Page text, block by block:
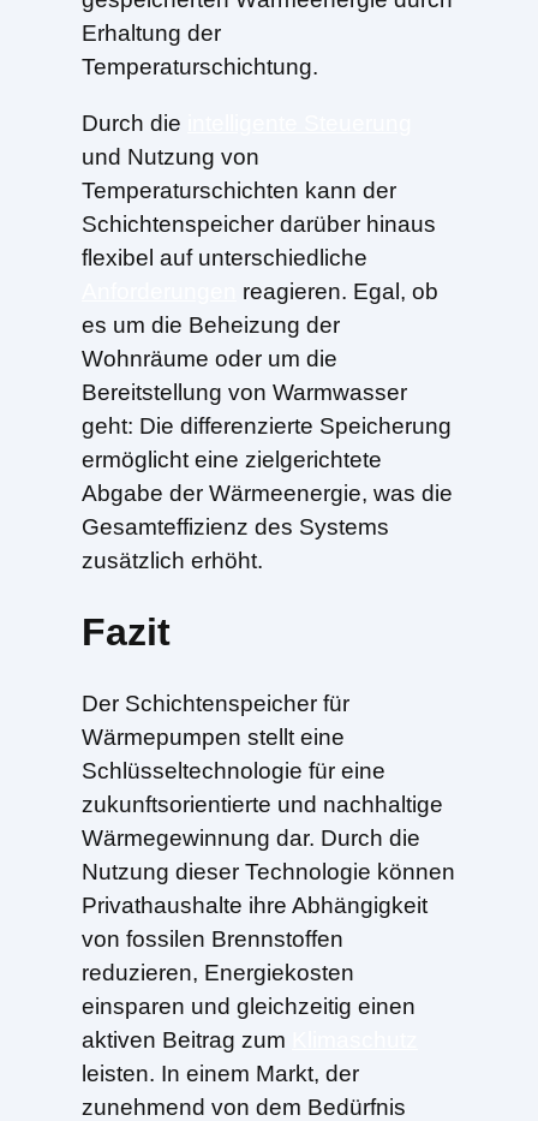
Erhaltung der
Temperaturschichtung.
Durch die
und Nutzung von
Temperaturschichten kann der
Schichtenspeicher darüber hinaus
flexibel auf unterschiedliche
reagieren. Egal, ob
es um die Beheizung der
Wohnräume oder um die
Bereitstellung von Warmwasser
geht: Die differenzierte Speicherung
ermöglicht eine zielgerichtete
Abgabe der Wärmeenergie, was die
Gesamteffizienz des Systems
zusätzlich erhöht.
Fazit
Der Schichtenspeicher für
Wärmepumpen stellt eine
Schlüsseltechnologie für eine
zukunftsorientierte und nachhaltige
Wärmegewinnung dar. Durch die
Nutzung dieser Technologie können
Privathaushalte ihre Abhängigkeit
von fossilen Brennstoffen
reduzieren, Energiekosten
einsparen und gleichzeitig einen
aktiven Beitrag zum
leisten. In einem Markt, der
zunehmend von dem Bedürfnis